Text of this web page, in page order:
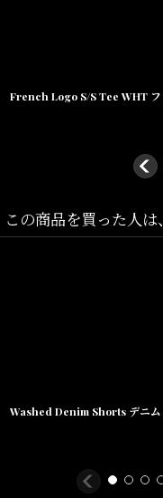
M(ウエスト:82cm,ワタ
XL(ウエスト:90cm,ワタ
この商品を買った人